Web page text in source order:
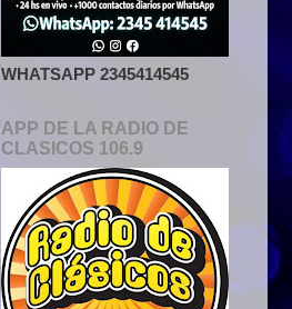
WHATSAPP 2345414545
APP DE LA RADIO DE
CLASICOS 106.9